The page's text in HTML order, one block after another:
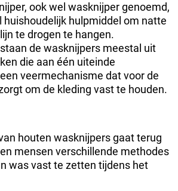
ook wel wasknijper genoemd,
huishoudelijk hulpmiddel om natte
te drogen te hangen.
de wasknijpers meestal uit
die aan één uiteinde
veermechanisme dat voor de
om de kleding vast te houden.
houten wasknijpers gaat terug
mensen verschillende methodes
was vast te zetten tijdens het